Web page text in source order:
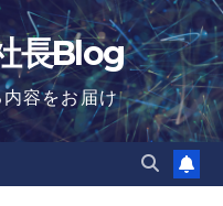
長Blog
容をお届け